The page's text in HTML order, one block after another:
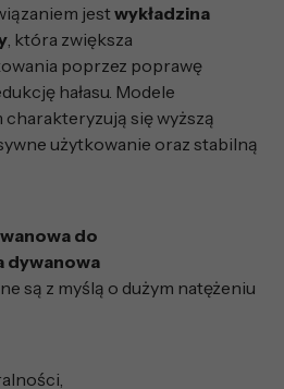
jest wykładzina
, która zwiększa
poprzez poprawę
hałasu. Modele
się wyższą
użytkowanie oraz stabilną
do
dywanowa
są z myślą o dużym natężeniu